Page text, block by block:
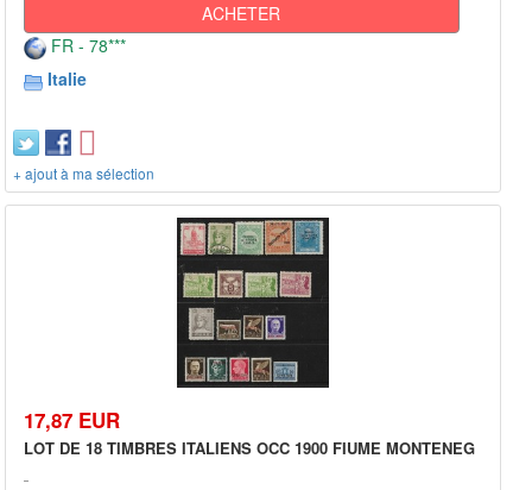
ACHETER
FR - 78***
Italie
+ ajout à ma sélection
17,87 EUR
LOT DE 18 TIMBRES ITALIENS OCC 1900 FIUME MONTENEG